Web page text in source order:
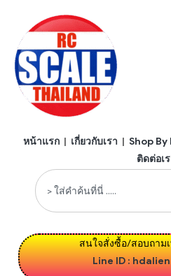
หน้าแรก | เกี่ยวกับเรา | Shop
ติดต่อเ
สนใจสั่งซื้อ/สอบถาม
Line ID : hdalien